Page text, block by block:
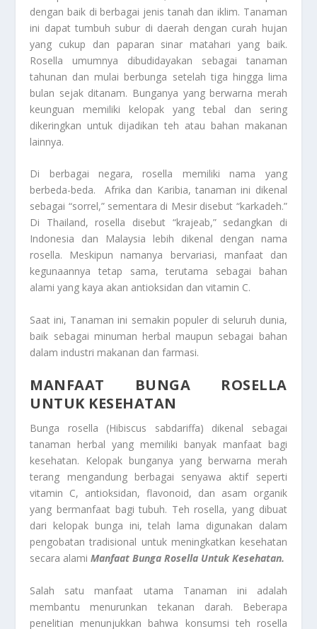
dengan baik di berbagai jenis tanah dan iklim. Tanaman
ini dapat tumbuh subur di daerah dengan curah hujan
yang cukup dan paparan sinar matahari yang baik.
Rosella umumnya dibudidayakan sebagai tanaman
tahunan dan mulai berbunga setelah tiga hingga lima
bulan sejak ditanam. Bunganya yang berwarna merah
keunguan memiliki kelopak yang tebal dan sering
dikeringkan untuk dijadikan teh atau bahan makanan
lainnya.
Di berbagai negara, rosella memiliki nama yang
berbeda-beda. Afrika dan Karibia, tanaman ini dikenal
sebagai “sorrel,” sementara di Mesir disebut “karkadeh.”
Di Thailand, rosella disebut “krajeab,” sedangkan di
Indonesia dan Malaysia lebih dikenal dengan nama
rosella. Meskipun namanya bervariasi, manfaat dan
kegunaannya tetap sama, terutama sebagai bahan
alami yang kaya akan antioksidan dan vitamin C.
Saat ini, Tanaman ini semakin populer di seluruh dunia,
baik sebagai minuman herbal maupun sebagai bahan
dalam industri makanan dan farmasi.
MANFAAT BUNGA ROSELLA
UNTUK KESEHATAN
Bunga rosella (Hibiscus sabdariffa) dikenal sebagai
tanaman herbal yang memiliki banyak manfaat bagi
kesehatan. Kelopak bunganya yang berwarna merah
terang mengandung berbagai senyawa aktif seperti
vitamin C, antioksidan, flavonoid, dan asam organik
yang bermanfaat bagi tubuh. Teh rosella, yang dibuat
dari kelopak bunga ini, telah lama digunakan dalam
pengobatan tradisional untuk meningkatkan kesehatan
secara alami Manfaat Bunga Rosella Untuk Kesehatan.
Salah satu manfaat utama Tanaman ini adalah
membantu menurunkan tekanan darah. Beberapa
penelitian menunjukkan bahwa konsumsi teh rosella